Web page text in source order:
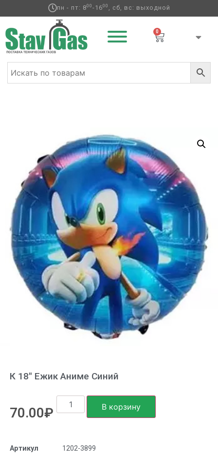
пн - пт: 800-1600 , сб, вс: выходной
0
К 18″ Ежик Аниме Синий
70.00₽ В корзину
Артикул
1202-3899